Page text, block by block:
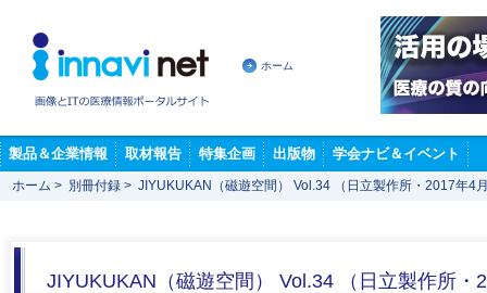
ホーム
製品＆企業情報 取材報告 特集企画 出版物 学会ナビ＆イベント
ホーム > 別冊付録 > JIYUKUKAN（磁遊空間） Vol.34 （日立製作所・2017年4
JIYUKUKAN（磁遊空間） Vol.34 （日立製作所・